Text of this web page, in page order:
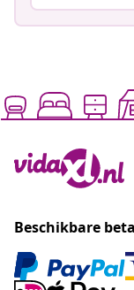
Beschikbare